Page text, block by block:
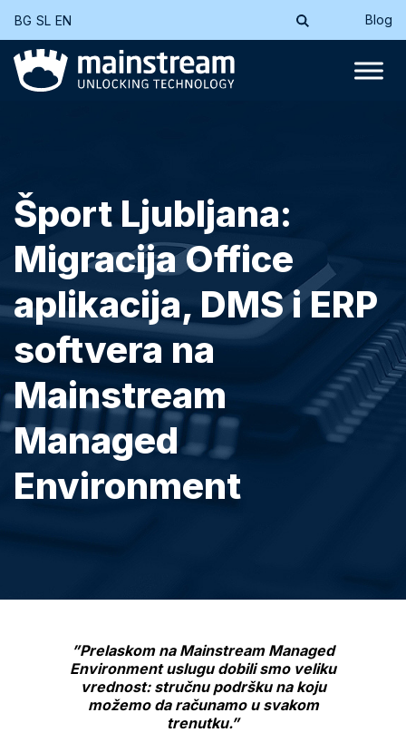
BG SL EN Blog
Šport Ljubljana:
Migracija Office
aplikacija, DMS i ERP
softvera na
Mainstream
Managed
Environment
”Prelaskom na Mainstream Managed
Environment uslugu dobili smo veliku
vrednost: stručnu podršku na koju
možemo da računamo u svakom
trenutku.”